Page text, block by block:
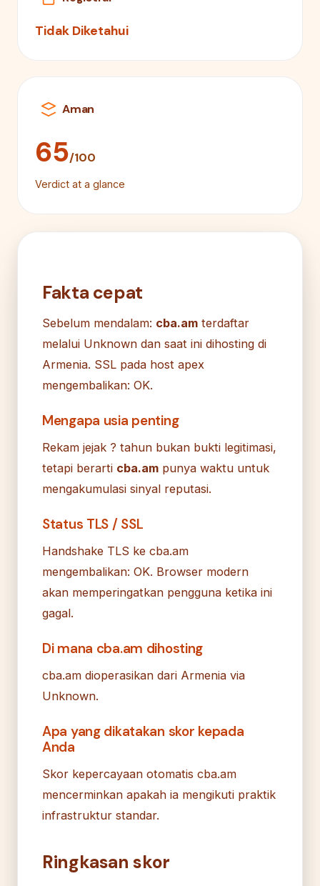
Tidak Diketahui
Aman
65/100
Verdict at a glance
Fakta cepat
Sebelum mendalam: cba.am terdaftar
melalui Unknown dan saat ini dihosting di
Armenia. SSL pada host apex
mengembalikan: OK.
Mengapa usia penting
Rekam jejak ? tahun bukan bukti legitimasi,
tetapi berarti cba.am punya waktu untuk
mengakumulasi sinyal reputasi.
Status TLS / SSL
Handshake TLS ke cba.am
mengembalikan: OK. Browser modern
akan memperingatkan pengguna ketika ini
gagal.
Di mana cba.am dihosting
cba.am dioperasikan dari Armenia via
Unknown.
Apa yang dikatakan skor kepada
Anda
Skor kepercayaan otomatis cba.am
mencerminkan apakah ia mengikuti praktik
infrastruktur standar.
Ringkasan skor